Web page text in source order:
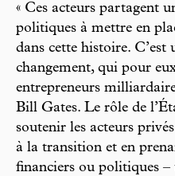
« Ces acteurs partagent
politiques à mettre en
dans cette histoire.
changement, qui pour
entrepreneurs
Bill Gates. Le rôle de
soutenir les acteurs
à la transition et en
financiers ou politiques –